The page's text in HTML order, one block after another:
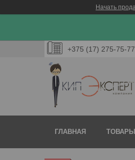
Начать
+375 (17) 275-75-77
ГЛАВНАЯ ТОВАРЫ